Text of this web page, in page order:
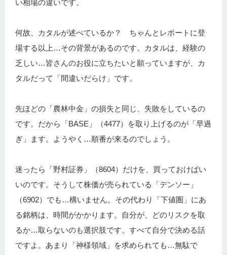
い相場の違いです。
何故、カタルが述べているか？ ちゃんとレポートに登
場する以上…その背景があるのです。カタルは、経験の
乏しい…皆さんのお役に立ちたいと願っていますが、カ
タルだって「間違いだらけ」です。
先ほどの「農林中金」の損失と同じ、失敗をしているの
です。だから「BASE」（4477）を取り上げるのが「早過
ぎ」ます。ようやく…順番が来るのでしょう。
迷ったら「野村証券」（8604）だけを、買っておけばい
いのです。そうして株価が売られている「デンソー」
（6902）でも…構いません。その代わり「下値圏」にあ
る銘柄は、時間がかかります。自分が、どのリスクを取
るか…取らないのも選択肢です。すべて自分で決める話
ですよ。あまり「神様領域」を求められても…無駄で